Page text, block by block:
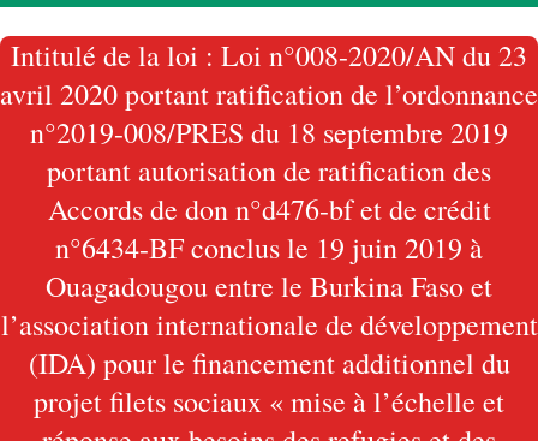
Intitulé de la loi : Loi n°008-2020/AN du 23
avril 2020 portant ratification de l’ordonnance
n°2019-008/PRES du 18 septembre 2019
portant autorisation de ratification des
Accords de don n°d476-bf et de crédit
n°6434-BF conclus le 19 juin 2019 à
Ouagadougou entre le Burkina Faso et
l’association internationale de développement
(IDA) pour le financement additionnel du
projet filets sociaux « mise à l’échelle et